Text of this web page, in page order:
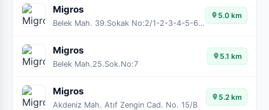
Migros
Belek Mah. 39.Sokak No:2/1-2-3-4-5-6-7
5.0 km
Migros
Belek Mah.25.Sok.No:7
5.1 km
Migros
Akdeniz Mah. Atıf Zengin Cad. No. 15/B
5.2 km